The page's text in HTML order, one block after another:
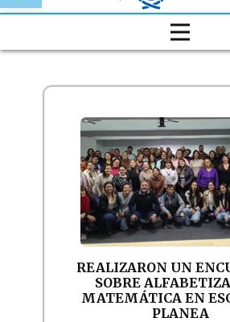
REALIZARON UN
SOBRE
MATEMÁTICA EN
PLANEA